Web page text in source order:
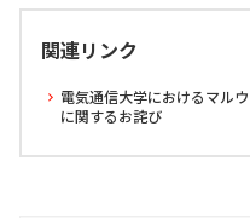
関連リンク
電気通信大学におけるマル
に関するお詫び